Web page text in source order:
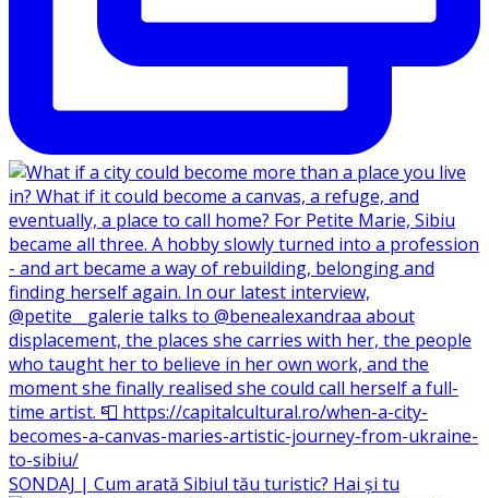
SONDAJ | Cum arată Sibiul tău turistic? Hai și tu